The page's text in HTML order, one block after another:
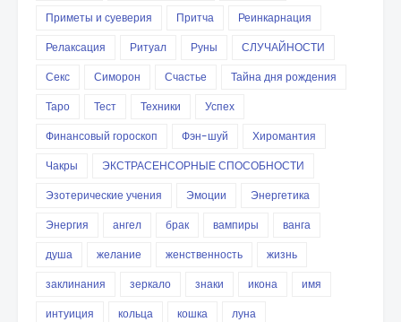
Приметы и суеверия
Притча
Реинкарнация
Релаксация
Ритуал Руны
СЛУЧАЙНОСТИ
Секс
Симорон Счастье
Тайна дня рождения
Таро
Тест Техники
Успех
Финансовый гороскоп
Фэн-шуй
Хиромантия
Чакры
ЭКСТРАСЕНСОРНЫЕ СПОСОБНОСТИ
Эзотерические учения
Эмоции
Энергетика
Энергия
ангел брак вампиры
ванга
душа
желание женственность
жизнь
заклинания
зеркало знаки икона
имя
интуиция
кольца кошка
луна